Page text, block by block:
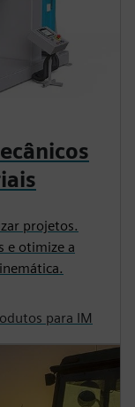
projetos.
e otimize a
para IM